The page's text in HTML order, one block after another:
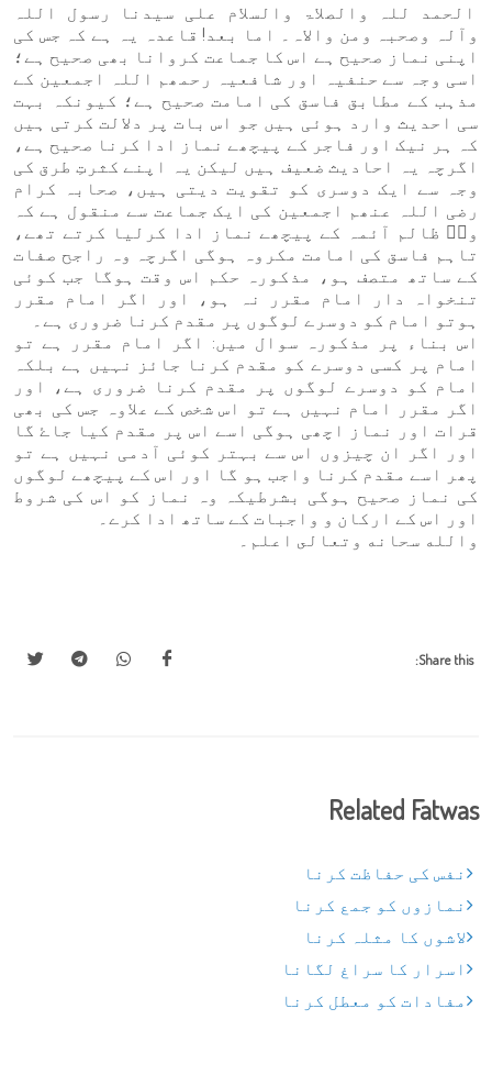
الحمد للہ والصلاۃ والسلام علی سیدنا رسول اللہ
وآلہ وصحبہ ومن والاہ۔ اما بعد! قاعدہ یہ ہے کہ جس کی
اپنی نماز صحیح ہے اس کا جماعت کروانا بھی صحیح ہے؛
اسی وجہ سے حنفیہ اور شافعیہ رحمھم اللہ اجمعین کے
مذہب کے مطابق فاسق کی امامت صحیح ہے؛ کیونکہ بہت
سی احدیث وارد ہوئی ہیں جو اس بات پر دلالت کرتی ہیں
کہ ہر نیک اور فاجر کے پیچھے نماز ادا کرنا صحیح ہے،
اگرچہ یہ احادیث ضعیف ہیں لیکن یہ اپنے کثرتِ طرق کی
وجہ سے ایک دوسری کو تقویت دیتی ہیں، صحابہ کرام
رضی اللہ عنھم اجمعین کی ایک جماعت سے منقول ہے کہ
وہؓ ظالم آئمہ کے پیچھے نماز ادا کرلیا کرتے تھے،
تاہم فاسق کی امامت مکروہ ہوگی اگرچہ وہ راجح صفات
کے ساتھ متصف ہو، مذکورہ حکم اس وقت ہوگا جب کوئی
تنخواہ دار امام مقرر نہ ہو، اور اگر امام مقرر
ہوتو امام کو دوسرے لوگوں پر مقدم کرنا ضروری ہے۔
اس بناء پر مذکورہ سوال میں: اگر امام مقرر ہے تو
امام پر کسی دوسرے کو مقدم کرنا جائز نہیں ہے بلکہ
امام کو دوسرے لوگوں پر مقدم کرنا ضروری ہے، اور
اگر مقرر امام نہیں ہے تو اس شخص کے علاوہ جس کی بھی
قرات اور نماز اچھی ہوگی اسے اس پر مقدم کیا جاۓ گا
اور اگر ان چیزوں اس سے بہتر کوئی آدمی نہیں ہے تو
پھر اسے مقدم کرنا واجب ہو گا اور اس کے پیچھے لوگوں
کی نماز صحیح ہوگی بشرطیکہ وہ نماز کو اس کی شروط
اور اس کے ارکان و واجبات کے ساتھ ادا کرے۔
والله سحانه وتعالى اعلم۔
Share this:
Related Fatwas
نفس کی حفاظت کرنا
نمازوں کو جمع کرنا
لاشوں کا مثلہ کرنا
اسرار کا سراغ لگانا
مفادات کو معطل کرنا